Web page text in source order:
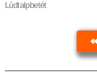
Lúdtalpbetét